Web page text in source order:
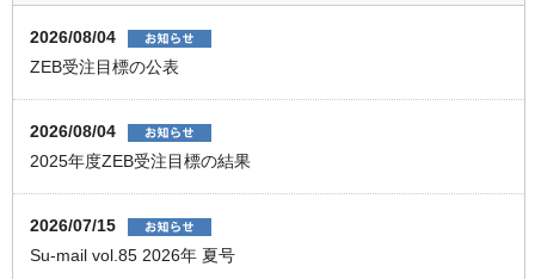
2026/08/04
ZEB受注目標の公表
2026/08/04
2025年度ZEB受注目標の結果
2026/07/15
Su-mail vol.85 2026年 夏号